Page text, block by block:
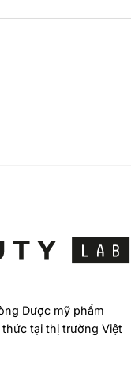
Dược mỹ phẩm
tại thị trường Việt